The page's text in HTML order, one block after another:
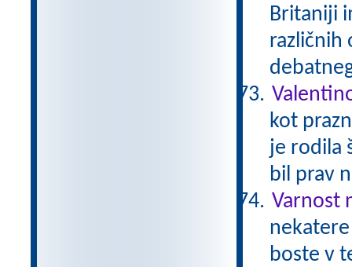
Britaniji
različnih
kot
je rodila
bil prav
Varnost
boste v